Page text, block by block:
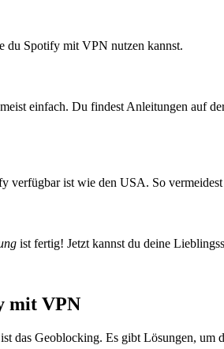
du Spotify mit VPN nutzen kannst.
einfach. Du findest Anleitungen auf
ist wie den USA. So
ist fertig! Jetzt kannst du deine
mit VPN
Geoblocking. Es gibt Lösungen, um